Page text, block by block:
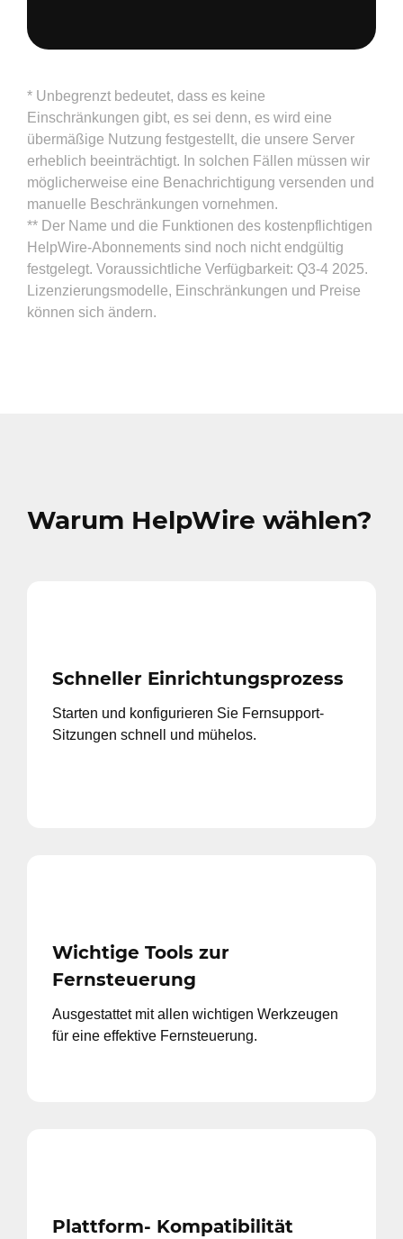
* Unbegrenzt bedeutet, dass es keine
Einschränkungen gibt, es sei denn, es wird eine
übermäßige Nutzung festgestellt, die unsere Server
erheblich beeinträchtigt. In solchen Fällen müssen wir
möglicherweise eine Benachrichtigung versenden und
manuelle Beschränkungen vornehmen.
** Der Name und die Funktionen des kostenpflichtigen
HelpWire-Abonnements sind noch nicht endgültig
festgelegt. Voraussichtliche Verfügbarkeit: Q3-4 2025.
Lizenzierungsmodelle, Einschränkungen und Preise
können sich ändern.
Warum HelpWire wählen?
Schneller Einrichtungsprozess
Starten und konfigurieren Sie Fernsupport-
Sitzungen schnell und mühelos.
Wichtige Tools zur
Fernsteuerung
Ausgestattet mit allen wichtigen Werkzeugen
für eine effektive Fernsteuerung.
Plattform- Kompatibilität